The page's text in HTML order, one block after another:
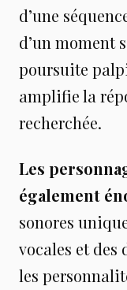
d’une
d’un moment
poursuite
amplifie la
recherchée.
Les
également
sonores
vocales et
les